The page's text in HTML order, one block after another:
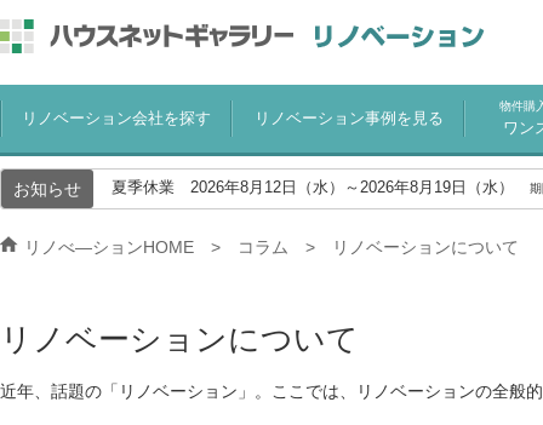
リノベーション会社を探す リノベーション事例を見る
物件購
ワン
お知らせ 夏季休業 2026年8月12日（水）～2026年8月19日（水）
リノべ―ションHOME コラム リノベーションについて
リノベーションについて
近年、話題の「リノベーション」。ここでは、リノベーションの全般